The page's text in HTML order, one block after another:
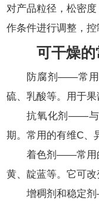
对产品粒径，松密
作条件进行调整，控
可干燥
防腐剂——常用
硫、乳酸等。用于果
抗氧化剂——与
期。常用的有维C、
着色剂——常用
黄、靛蓝等。它可改
增稠剂和稳定